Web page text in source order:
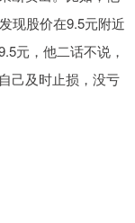
现股价在9.5元附近
元，他二话不说，
己及时止损，没亏